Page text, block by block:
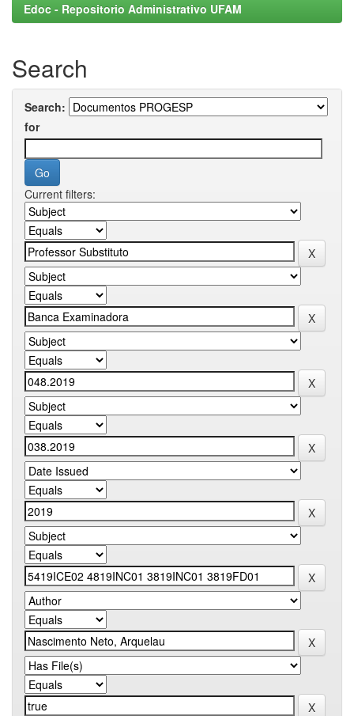
Edoc - Repositorio Administrativo UFAM
Search
Search:
for
Current filters: